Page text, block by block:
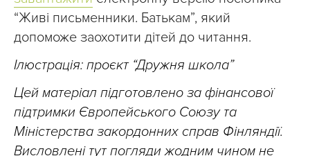
“Живі письменники. Батькам”, який
допоможе заохотити дітей до читання.
Ілюстрація: проєкт “Дружня школа”
Цей матеріал підготовлено за фінансової
підтримки Європейського Союзу та
Міністерства закордонних справ Фінляндії.
Висловлені тут погляди жодним чином не